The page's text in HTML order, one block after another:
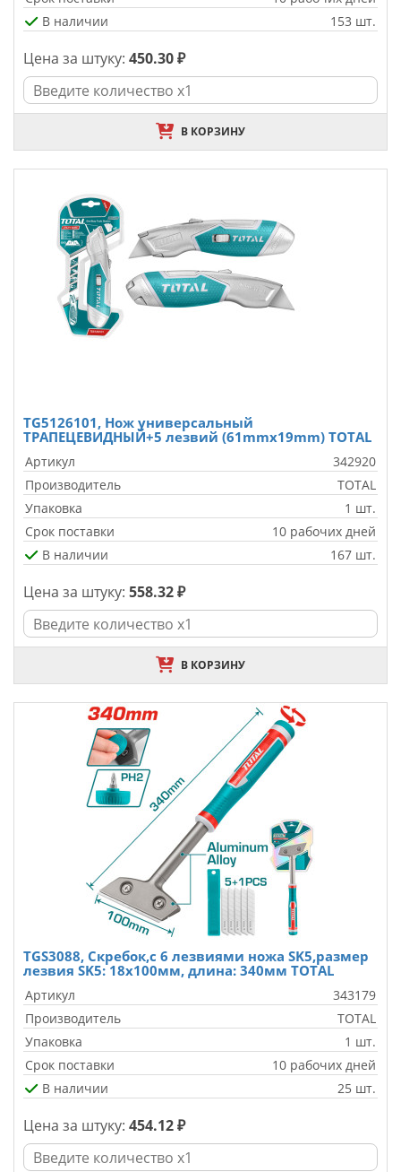
В наличии
153 шт.
Цена за штуку: 450.30 ₽
В КОРЗИНУ
TG5126101, Нож универсальный
ТРАПЕЦЕВИДНЫЙ+5 лезвий (61mmx19mm) TOTAL
Артикул
342920
Производитель
TOTAL
Упаковка
1 шт.
Срок поставки
10 рабочих дней
В наличии
167 шт.
Цена за штуку: 558.32 ₽
В КОРЗИНУ
TGS3088, Скребок,с 6 лезвиями ножа SK5,размер
лезвия SK5: 18x100мм, длина: 340мм TOTAL
Артикул
343179
Производитель
TOTAL
Упаковка
1 шт.
Срок поставки
10 рабочих дней
В наличии
25 шт.
Цена за штуку: 454.12 ₽